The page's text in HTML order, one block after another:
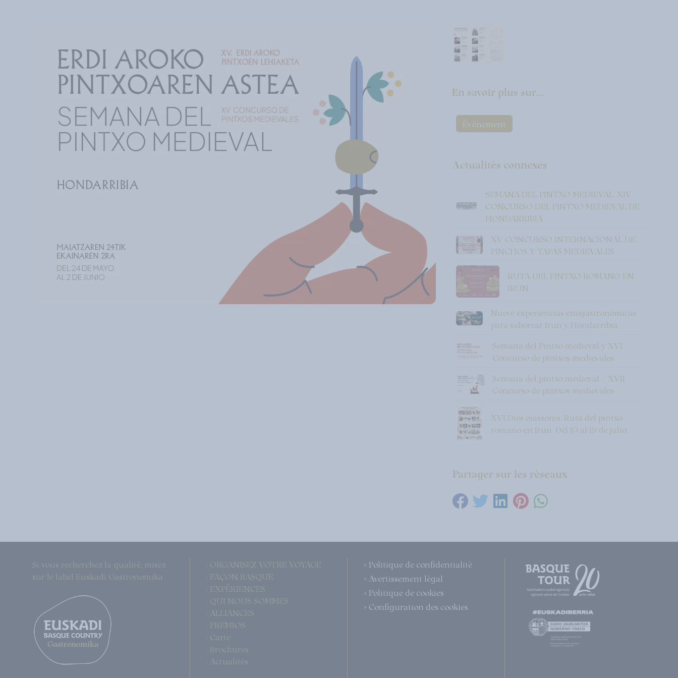
En savoir plus sur...
Événement
Actualités connexes
SEMANA DEL PINTXO MEDIEVAL. XIV
CONCURSO DEL PINTXO MEDIEVAL DE
HONDARRIBIA
XV CONCURSO INTERNACIONAL DE
PINCHOS Y TAPAS MEDIEVALES
RUTA DEL PINTXO ROMANO EN
IRUN
Nueve experiencias enogastronómicas
para saborear Irun y Hondarribia
Semana del Pintxo medieval y XVI
Concurso de pintxos medievales
Semana del pintxo medieval / XVII
Concurso de pintxos medievales
XVI Dies oiassonis. Ruta del pintxo
romano en Irun. Del 10 al 19 de julio.
Partager sur les réseaux
Si vous recherchez la qualité, misez
sur le label Euskadi Gastronomika
· ORGANISEZ VOTRE VOYAGE
· FAÇON BASQUE
· EXPÉRIENCES
· QUI NOUS SOMMES
· ALLIANCES
· PREMIOS
· Carte
· Brochures
· Actualités
> Politique de confidentialité
> Avertissement légal
> Politique de cookies
> Configuration des cookies